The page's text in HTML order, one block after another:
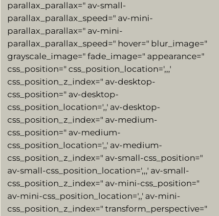
parallax_parallax=" av-small-
parallax_parallax_speed=" av-mini-
parallax_parallax=" av-mini-
parallax_parallax_speed=" hover=" blur_image="
grayscale_image=" fade_image=" appearance="
css_position=" css_position_location=',,,'
css_position_z_index=" av-desktop-
css_position=" av-desktop-
css_position_location=',,' av-desktop-
css_position_z_index=" av-medium-
css_position=" av-medium-
css_position_location=',,' av-medium-
css_position_z_index=" av-small-css_position="
av-small-css_position_location=',,,' av-small-
css_position_z_index=" av-mini-css_position="
av-mini-css_position_location=',,' av-mini-
css_position_z_index=" transform_perspective="